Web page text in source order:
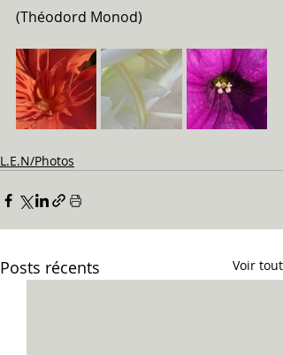
(Théodord Monod)
L.E.N/Photos
Posts récents Voir tout